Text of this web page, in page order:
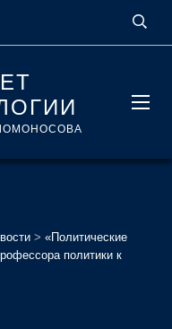
> «Политические
политики к